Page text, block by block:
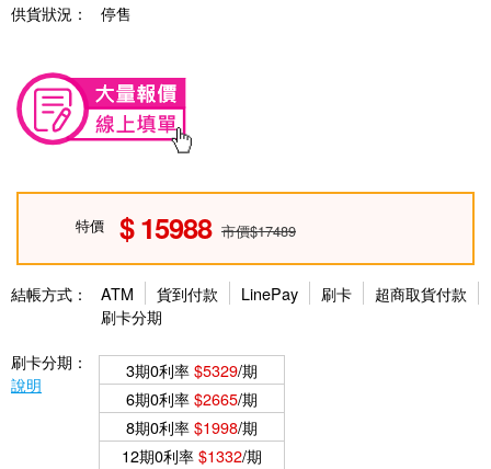
供貨狀況：
停售
特價 15988 市價$17489
結帳方式： ATM 貨到付款 LinePay 刷卡
超商取貨付款
刷卡分期
刷卡分期：
說明
3期0利率$5329/期
6期0利率$2665/期
8期0利率$1998/期
12期0利率$1332/期